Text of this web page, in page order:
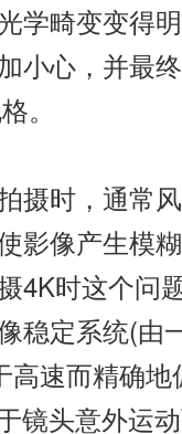
学畸变变得
小心，并最
。
摄时，通常
影像产生模
4K时这个问
稳定系统(由
速而精确
镜头意外运